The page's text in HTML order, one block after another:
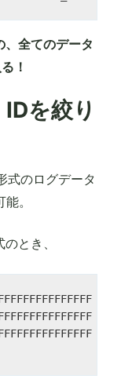
全てのデータ
！
を絞り
のログデータ
。
とき、